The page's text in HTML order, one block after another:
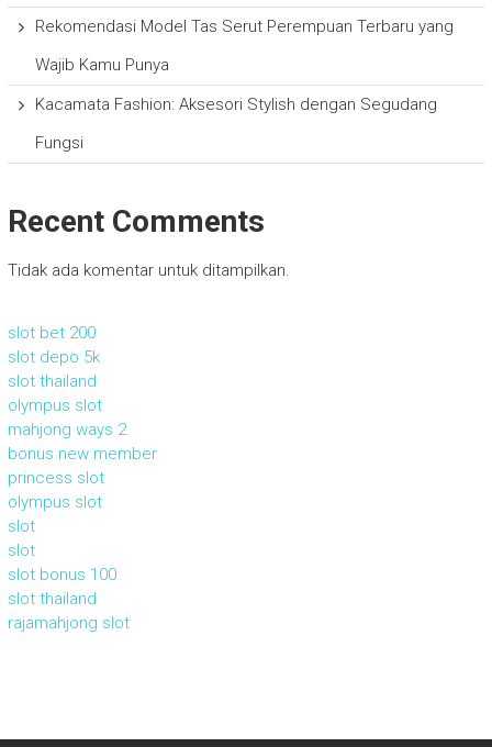
Rekomendasi Model Tas Serut Perempuan Terbaru yang
Wajib Kamu Punya
Kacamata Fashion: Aksesori Stylish dengan Segudang
Fungsi
Recent Comments
Tidak ada komentar untuk ditampilkan.
slot bet 200
slot depo 5k
slot thailand
olympus slot
mahjong ways 2
bonus new member
princess slot
olympus slot
slot
slot
slot bonus 100
slot thailand
rajamahjong slot